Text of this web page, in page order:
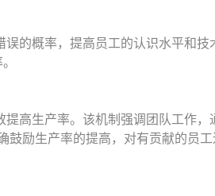
的概率，提高员工的认识水平和技
高生产率。该机制强调团队工作，
励生产率的提高，对有贡献的员